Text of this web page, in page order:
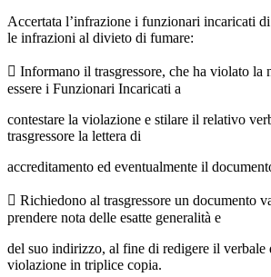
Accertata l’infrazione i funzionari incaricati
le infrazioni al divieto di fumare:
 Informano il trasgressore, che ha violato la
essere i Funzionari Incaricati a
contestare la violazione e stilare il relativo
trasgressore la lettera di
accreditamento ed eventualmente il
 Richiedono al trasgressore un documento
prendere nota delle esatte generalità e
del suo indirizzo, al fine di redigere il verbale
violazione in triplice copia.